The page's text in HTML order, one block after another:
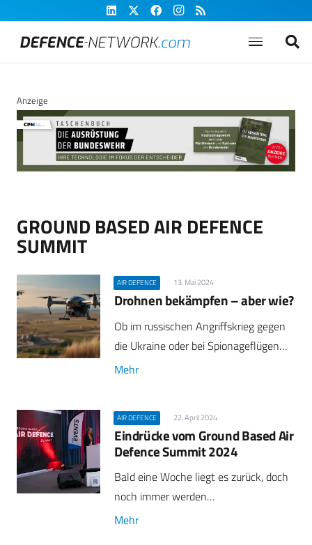
Anzeige
GROUND BASED AIR DEFENCE
SUMMIT
AIR DEFENCE 13. Mai 2024
Drohnen bekämpfen – aber wie?
Ob im russischen Angriffskrieg gegen
die Ukraine oder bei Spionageflügen…
Mehr
AIR DEFENCE 22. April 2024
Eindrücke vom Ground Based Air
Defence Summit 2024
Bald eine Woche liegt es zurück, doch
noch immer werden…
Mehr